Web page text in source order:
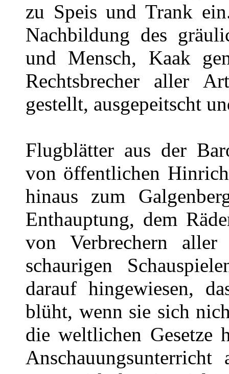
zu Speis und Trank
Nachbildung des
und Mensch, Kaak
Rechtsbrecher aller
gestellt, ausgepeitscht
Flugblätter aus der
von öffentlichen
hinaus zum
Enthauptung, dem
von Verbrechern
schaurigen
darauf hingewiesen,
blüht, wenn sie sich
die weltlichen Gesetze